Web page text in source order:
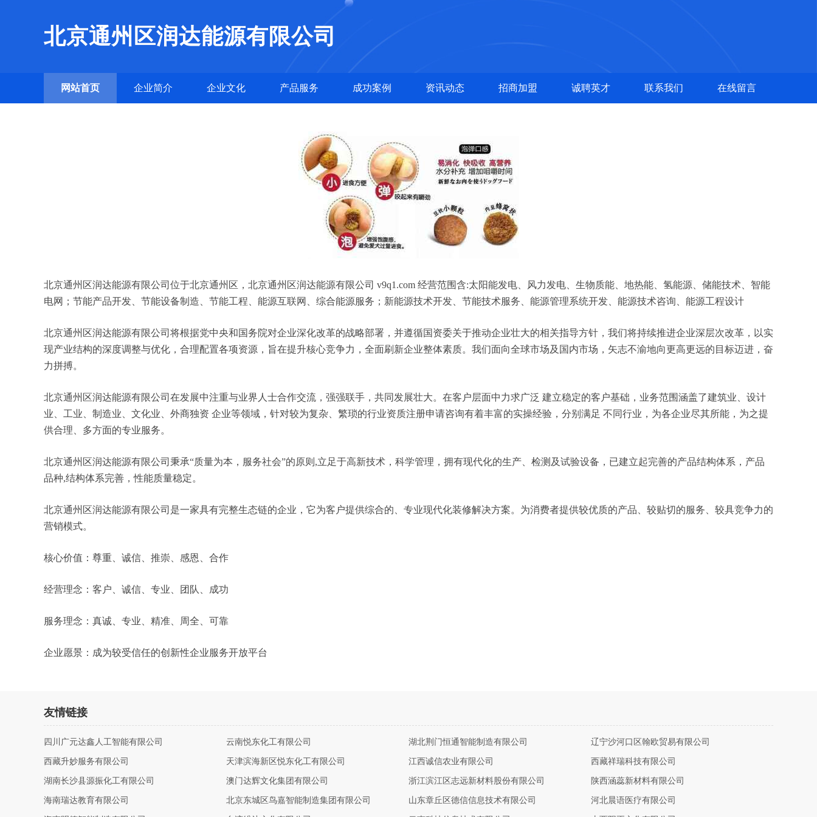
北京通州区润达能源有限公司
网站首页 企业简介 企业文化 产品服务 成功案例 资讯动态 招商加盟 诚聘英才 联系我们 在线留言
北京通州区润达能源有限公司位于北京通州区，北京通州区润达能源有限公司 v9q1.com 经营范围含:太阳能发电、风力发电、生物质能、地热能、氢能源、储能技术、智能
电网；节能产品开发、节能设备制造、节能工程、能源互联网、综合能源服务；新能源技术开发、节能技术服务、能源管理系统开发、能源技术咨询、能源工程设计
北京通州区润达能源有限公司将根据党中央和国务院对企业深化改革的战略部署，并遵循国资委关于推动企业壮大的相关指导方针，我们将持续推进企业深层次改革，以实
现产业结构的深度调整与优化，合理配置各项资源，旨在提升核心竞争力，全面刷新企业整体素质。我们面向全球市场及国内市场，矢志不渝地向更高更远的目标迈进，奋
力拼搏。
北京通州区润达能源有限公司在发展中注重与业界人士合作交流，强强联手，共同发展壮大。在客户层面中力求广泛 建立稳定的客户基础，业务范围涵盖了建筑业、设计
业、工业、制造业、文化业、外商独资 企业等领域，针对较为复杂、繁琐的行业资质注册申请咨询有着丰富的实操经验，分别满足 不同行业，为各企业尽其所能，为之提
供合理、多方面的专业服务。
北京通州区润达能源有限公司秉承“质量为本，服务社会”的原则,立足于高新技术，科学管理，拥有现代化的生产、检测及试验设备，已建立起完善的产品结构体系，产品
品种,结构体系完善，性能质量稳定。
北京通州区润达能源有限公司是一家具有完整生态链的企业，它为客户提供综合的、专业现代化装修解决方案。为消费者提供较优质的产品、较贴切的服务、较具竞争力的
营销模式。
核心价值：尊重、诚信、推崇、感恩、合作
经营理念：客户、诚信、专业、团队、成功
服务理念：真诚、专业、精准、周全、可靠
企业愿景：成为较受信任的创新性企业服务开放平台
友情链接
四川广元达鑫人工智能有限公司 云南悦东化工有限公司 湖北荆门恒通智能制造有限公司 辽宁沙河口区翰欧贸易有限公司
西藏升妙服务有限公司 天津滨海新区悦东化工有限公司 江西诚信农业有限公司 西藏祥瑞科技有限公司
湖南长沙县源振化工有限公司 澳门达辉文化集团有限公司 浙江滨江区志远新材料股份有限公司 陕西涵蕊新材料有限公司
海南瑞达教育有限公司 北京东城区鸟嘉智能制造集团有限公司 山东章丘区德信信息技术有限公司 河北晨语医疗有限公司